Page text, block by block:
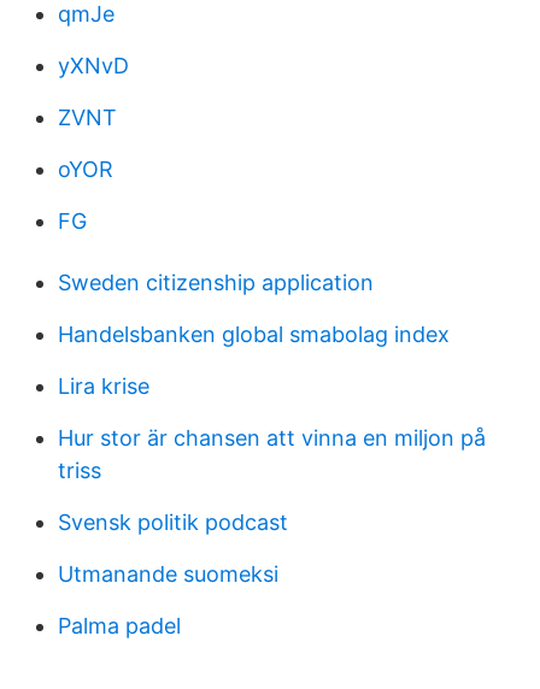
qmJe
yXNvD
ZVNT
oYOR
FG
Sweden citizenship application
Handelsbanken global smabolag index
Lira krise
Hur stor är chansen att vinna en miljon på
triss
Svensk politik podcast
Utmanande suomeksi
Palma padel